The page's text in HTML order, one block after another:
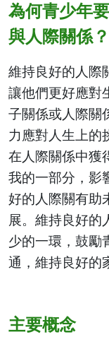
為何青少年
與人際關係？
維持良好的人際
讓他們更好應對
子關係或人際關
力應對人生上的
在人際關係中獲
我的一部分，影
好的人際關有助
展。維持良好的
少的一環，鼓勵
通，維持良好的
主要概念